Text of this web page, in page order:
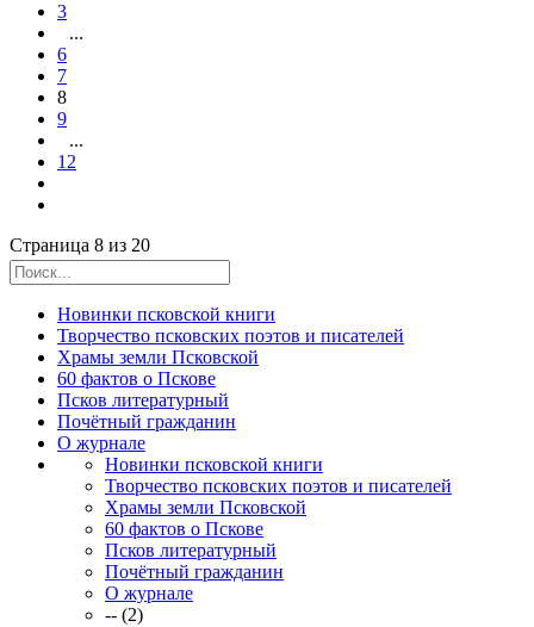
3
...
6
7
8
9
...
12
Страница 8 из 20
Новинки псковской книги
Творчество псковских поэтов и писателей
Храмы земли Псковской
60 фактов о Пскове
Псков литературный
Почётный гражданин
О журнале
Новинки псковской книги
Творчество псковских поэтов и писателей
Храмы земли Псковской
60 фактов о Пскове
Псков литературный
Почётный гражданин
О журнале
-- (2)